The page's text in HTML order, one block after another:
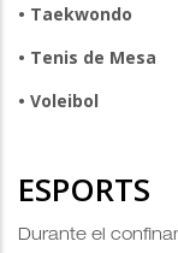
• Taekwondo
• Tenis de Mesa
• Voleibol
ESPORTS
Durante el